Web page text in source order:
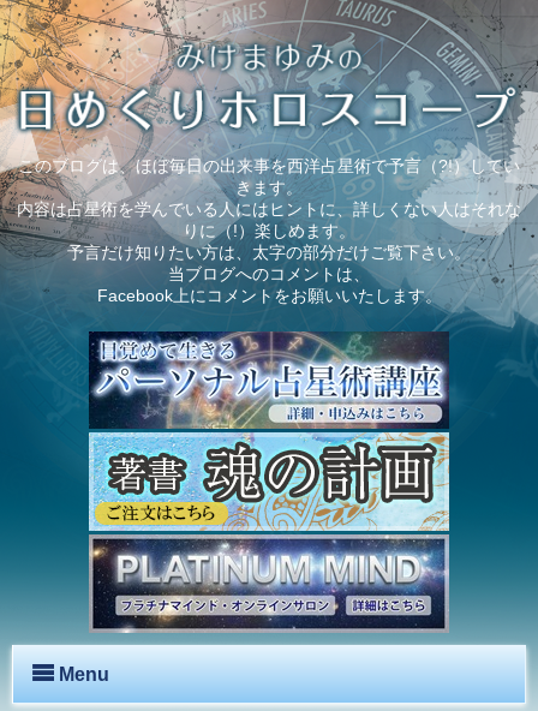
このブログは、ほぼ毎日の出来事を西洋占星術で予言（?!）してい
きます。
内容は占星術を学んでいる人にはヒントに、詳しくない人はそれな
りに（!）楽しめます。
予言だけ知りたい方は、太字の部分だけご覧下さい。
当ブログへのコメントは、
Facebook上にコメントをお願いいたします。
Menu